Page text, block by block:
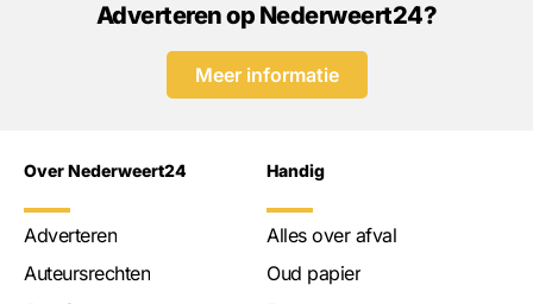
Adverteren op Nederweert24?
Meer informatie
Over Nederweert24
Adverteren
Auteursrechten
Handig
Alles over afval
Oud papier